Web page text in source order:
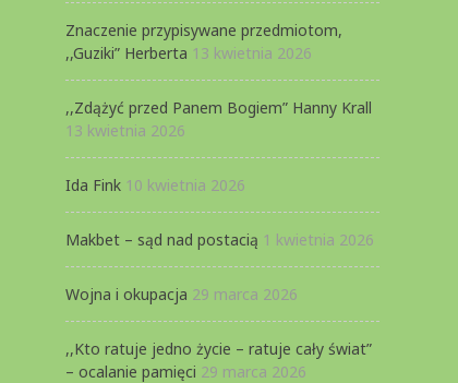
Znaczenie przypisywane przedmiotom,
,,Guziki” Herberta 13 kwietnia 2026
,,Zdążyć przed Panem Bogiem” Hanny Krall
13 kwietnia 2026
Ida Fink 10 kwietnia 2026
Makbet – sąd nad postacią 1 kwietnia 2026
Wojna i okupacja 29 marca 2026
,,Kto ratuje jedno życie – ratuje cały świat”
– ocalanie pamięci 29 marca 2026